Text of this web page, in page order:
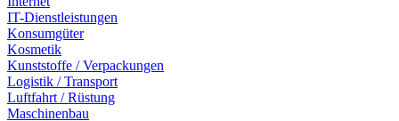
IT-Dienstleistungen
Konsumgüter
Kosmetik
Kunststoffe / Verpackungen
Logistik / Transport
Luftfahrt / Rüstung
Maschinenbau